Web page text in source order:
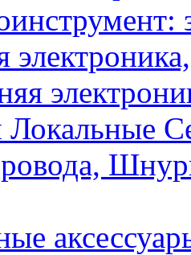
Локальные